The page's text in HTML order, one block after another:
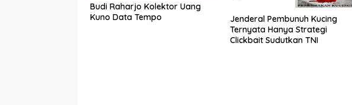
Budi Raharjo Kolektor Uang
Kuno Data Tempo
Jenderal Pembunuh Kucing
Ternyata Hanya Strategi
Clickbait Sudutkan TNI